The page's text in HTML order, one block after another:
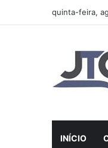
quinta-feira,
INÍCIO